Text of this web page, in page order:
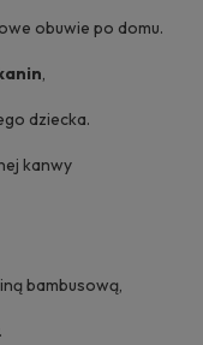
obuwie po domu.
,
dziecka.
kanwy
bambusową,